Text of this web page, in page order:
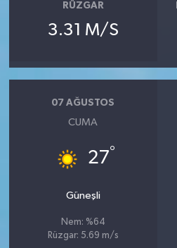
RÜZGAR
3.31 M/S
07 AĞUSTOS
CUMA
27°
Güneşli
Nem: %64
Rüzgar: 5.69 m/s